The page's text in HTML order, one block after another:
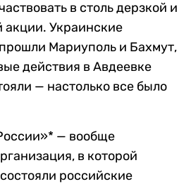
в столь дерзкой и
акции. Украинские
Мариуполь и Бахмут,
действия в Авдеевке
— настолько все было
— вообще
в которой
российские